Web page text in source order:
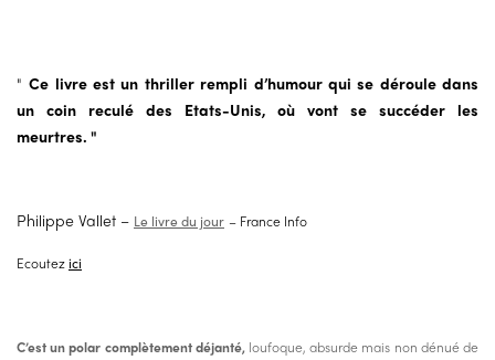
"Ce livre est un thriller rempli d’humour qui se déroule dans
un coin reculé des Etats-Unis, où vont se succéder les
meurtres. "
Philippe Vallet – Le livre du jour – France Info
Ecoutezici
C’est un polar complètement déjanté,loufoque, absurde mais non dénué de